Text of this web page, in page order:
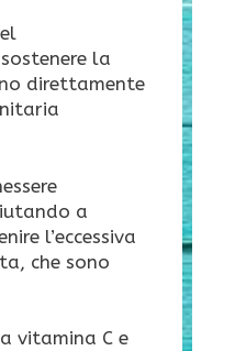
la
direttamente
a
l’eccessiva
che sono
vitamina C e